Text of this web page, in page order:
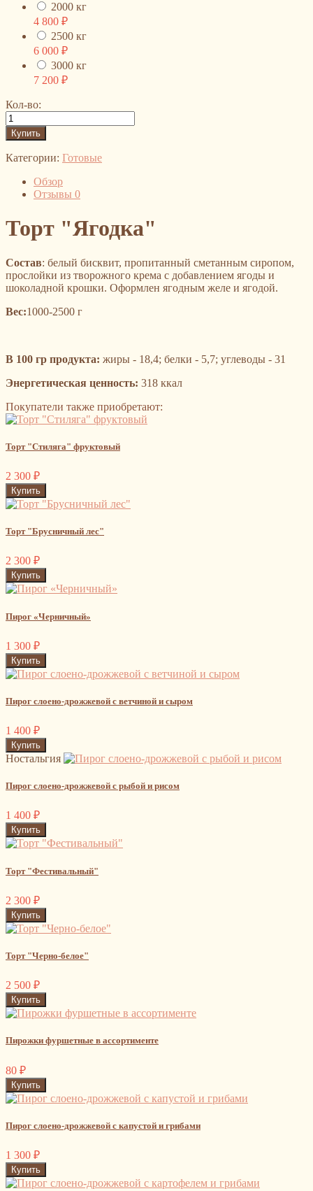
2000 кг
4 800 ₽
2500 кг
6 000 ₽
3000 кг
7 200 ₽
Кол-во:
Категории: Готовые
Обзор
Отзывы 0
Торт "Ягодка"
Состав: белый бисквит, пропитанный сметанным сиропом,
прослойки из творожного крема с добавлением ягоды и
шоколадной крошки. Оформлен ягодным желе и ягодой.
Вес:1000-2500 г
В 100 гр продукта: жиры - 18,4; белки - 5,7; углеводы - 31
Энергетическая ценность: 318 ккал
Покупатели также приобретают:
Торт "Стиляга" фруктовый
2 300 ₽
Торт "Брусничный лес"
2 300 ₽
Пирог «Черничный»
1 300 ₽
Пирог слоено-дрожжевой с ветчиной и сыром
1 400 ₽
Ностальгия
Пирог слоено-дрожжевой с рыбой и рисом
1 400 ₽
Торт "Фестивальный"
2 300 ₽
Торт "Черно-белое"
2 500 ₽
Пирожки фуршетные в ассортименте
80 ₽
Пирог слоено-дрожжевой с капустой и грибами
1 300 ₽